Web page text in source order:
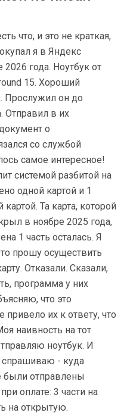
что, и это не краткая,
я в Яндекс
года. Ноутбук от
15. Хороший
Прослужил он до
Отправил в их
о
со службой
самое интересное!
системой разбитой на
одной картой и 1
Та карта, которой
в ноябре 2025 года,
1 часть осталась. Я
прошу осуществить
Отказали. Сказали,
программа у них
что это
привело их к ответу, что
наивность на тот
ноутбук. И
спрашиваю - куда
были отправлены
оплате: 3 части на
на открытую.